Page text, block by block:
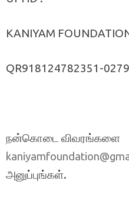
KANIYAM
QR918124782351-
நன்கொடை விவரங்களை
அனுப்புங்கள்.